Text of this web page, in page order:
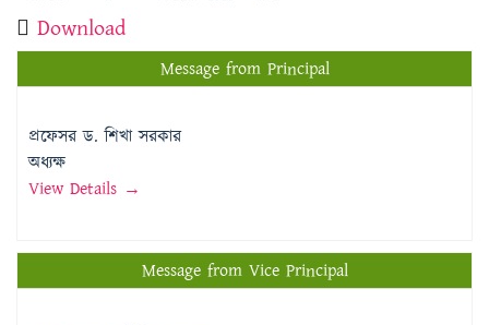
Download
Message from Principal
প্রফেসর ড. শিখা সরকার
অধ্যক্ষ
View Details →
Message from Vice Principal